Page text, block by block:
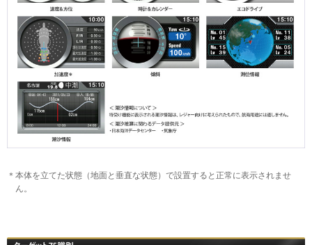
＊本体を立てた状態（地面と垂直な状態）で設置すると正常に表示されませ
ん。